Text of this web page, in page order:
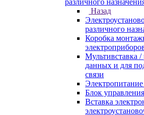
различного
Назад
различного
Коробка
Мультивставка /
данных и для
связи
Блок
Вставка